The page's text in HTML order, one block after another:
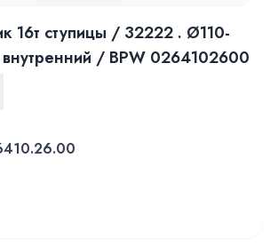
16т ступицы / 32222 . Ø110-
/ BPW 0264102600